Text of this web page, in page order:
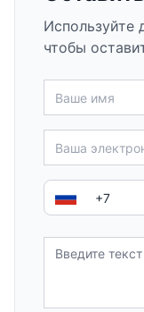
Используйте
чтобы